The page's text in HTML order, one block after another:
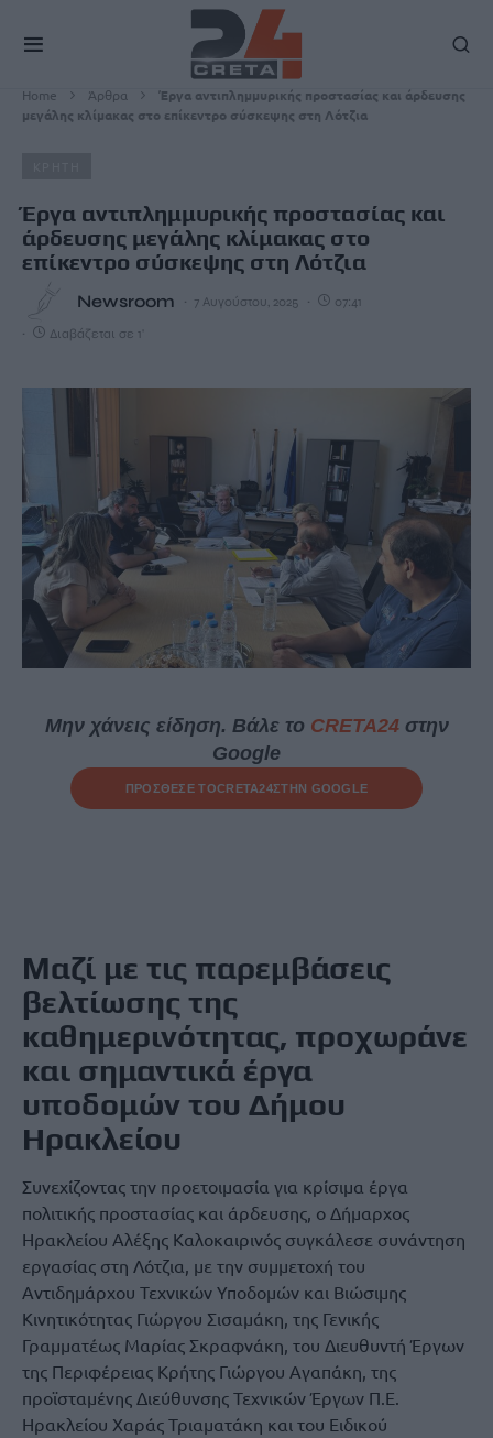
Home Άρθρα
Έργα αντιπλημμυρικής προστασίας και άρδευσης
μεγάλης κλίμακας στο επίκεντρο σύσκεψης στη Λότζια
Έργα αντιπλημμυρικής προστασίας και
άρδευσης μεγάλης κλίμακας στο
επίκεντρο σύσκεψης στη Λότζια
Newsroom 7 Αυγούστου, 2025 07:41
Διαβάζεται σε 1'
Μην χάνεις είδηση. Βάλε το CRETA24στην
Google
ΠΡΟΣΘΕΣΕ ΤΟCRETA24ΣΤΗΝ GOOGLE
Μαζί με τις παρεμβάσεις
βελτίωσης της
καθημερινότητας, προχωράνε
και σημαντικά έργα
υποδομών του Δήμου
Ηρακλείου
Συνεχίζοντας την προετοιμασία για κρίσιμα έργα
πολιτικής προστασίας και άρδευσης, ο Δήμαρχος
Ηρακλείου Αλέξης Καλοκαιρινός συγκάλεσε συνάντηση
εργασίας στη Λότζια, με την συμμετοχή του
Αντιδημάρχου Τεχνικών Υποδομών και Βιώσιμης
Κινητικότητας Γιώργου Σισαμάκη, της Γενικής
Γραμματέως Μαρίας Σκραφνάκη, του Διευθυντή Έργων
της Περιφέρειας Κρήτης Γιώργου Αγαπάκη, της
προϊσταμένης Διεύθυνσης Τεχνικών Έργων Π.Ε.
Ηρακλείου Χαράς Τριαματάκη και του Ειδικού